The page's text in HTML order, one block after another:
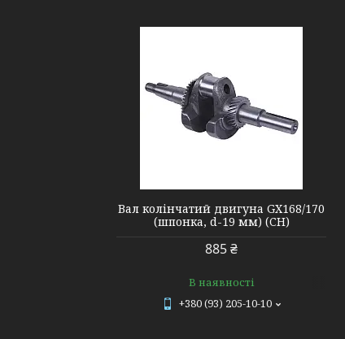
Вал колінчатий двигуна GX168/170
(шпонка, d-19 мм) (CH)
885 ₴
В наявності
+380 (93) 205-10-10